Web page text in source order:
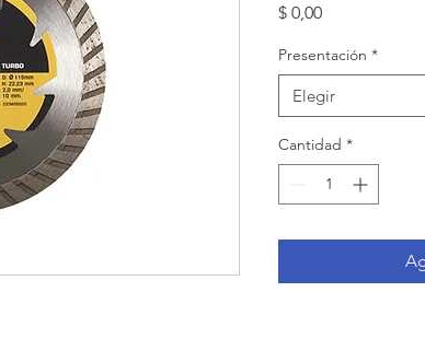
$ 0,00Precio
Presentación *
Elegir
Cantidad *